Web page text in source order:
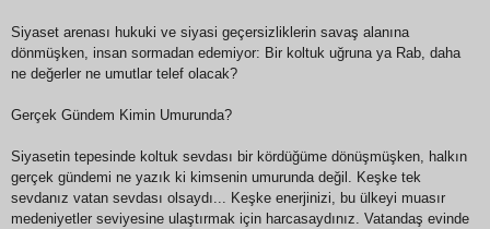
Siyaset arenası hukuki ve siyasi geçersizliklerin savaş alanına
dönmüşken, insan sormadan edemiyor: Bir koltuk uğruna ya Rab, daha
ne değerler ne umutlar telef olacak?
Gerçek Gündem Kimin Umurunda?
Siyasetin tepesinde koltuk sevdası bir kördüğüme dönüşmüşken, halkın
gerçek gündemi ne yazık ki kimsenin umurunda değil. Keşke tek
sevdanız vatan sevdası olsaydı... Keşke enerjinizi, bu ülkeyi muasır
medeniyetler seviyesine ulaştırmak için harcasaydınız. Vatandaş evinde